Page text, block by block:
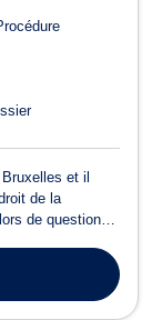
et il
de la
de questions
de travail ainsi